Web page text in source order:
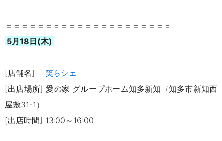
＝＝＝＝＝＝＝＝＝＝＝＝＝＝＝＝＝＝＝＝＝
5月18日(木)
[店舗名] 笑らシェ
[出店場所] 愛の家 グループホーム知多新知（知多市新知西
屋敷31-1）
[出店時間] 13:00～16:00